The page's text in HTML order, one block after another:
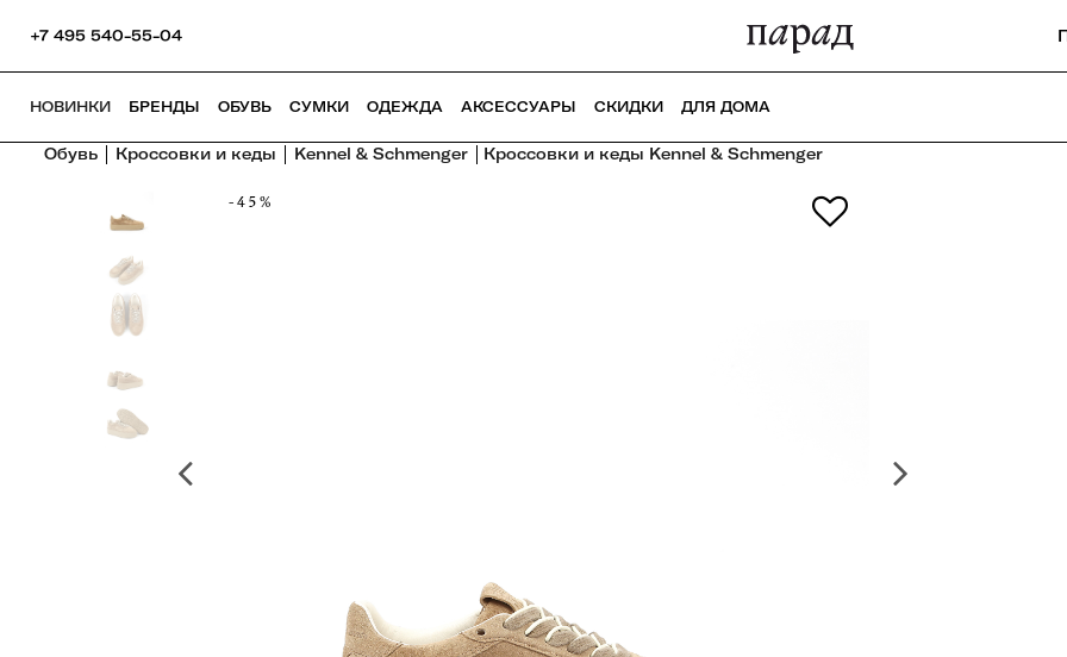
+7 495 540-55-04
НОВИНКИ БРЕНДЫ ОБУВЬ СУМКИ ОДЕЖДА АКСЕССУАРЫ СКИДКИ ДЛЯ ДОМА
Обувь Кроссовки и кеды Kennel & Schmenger Кроссовки и кеды Kennel & Schmenger
-45%